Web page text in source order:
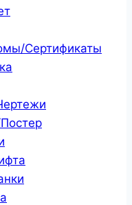
Сертификаты